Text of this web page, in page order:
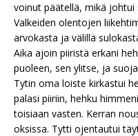
voinut päätellä, mikä johtui
Valkeiden olentojen
arvokasta ja välillä
Aika ajoin piiristä erkani
puoleen, sen ylitse, ja
Tytin oma loiste kirkastui
palasi piiriin, hehku
toisiaan vasten. Kerran
oksissa. Tytti ojentautui